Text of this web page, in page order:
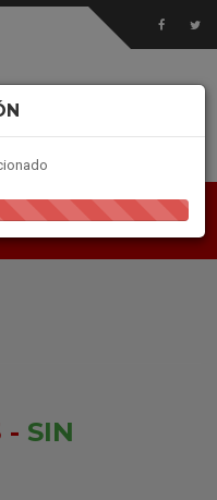
- SIN